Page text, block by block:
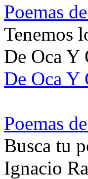
Poemas
Tenemos
De Oca Y
De Oca Y
Poemas
Busca tu
Ignacio